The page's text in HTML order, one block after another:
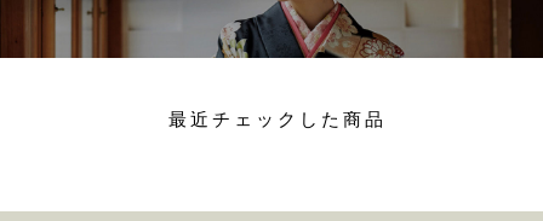
最近チェックした商品